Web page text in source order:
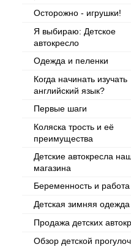
Осторожно - игрушки!
Я выбираю: Детское
автокресло
Одежда и пеленки
Когда начинать изучать
английский язык?
Первые шаги
Коляска трость и её
преимущества
Детские автокресла
магазина
Беременность и работа
Детская зимняя одежда
Продажа детских
Обзор детской